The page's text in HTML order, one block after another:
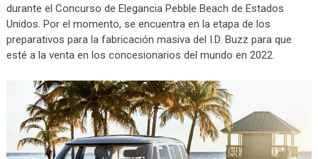
durante el Concurso de Elegancia Pebble Beach de Estados
Unidos. Por el momento, se encuentra en la etapa de los
preparativos para la fabricación masiva del I.D. Buzz para que
esté a la venta en los concesionarios del mundo en 2022.